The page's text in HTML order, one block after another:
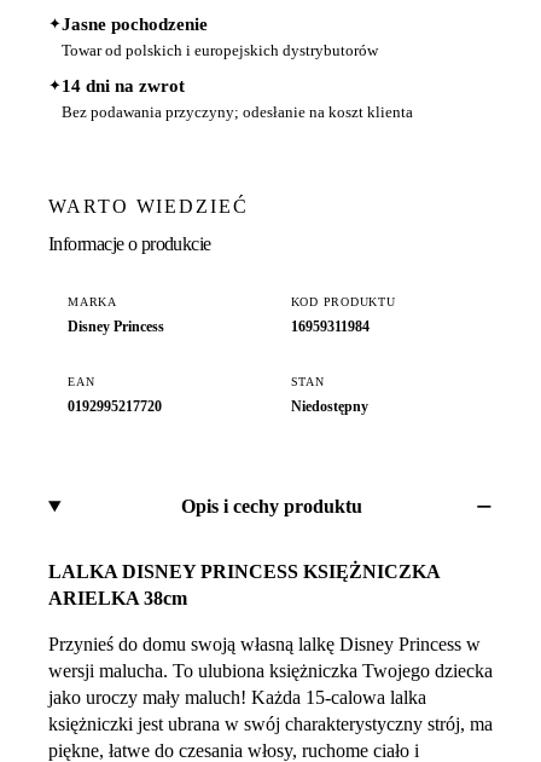
✦Jasne pochodzenie
Towar od polskich i europejskich dystrybutorów
✦14 dni na zwrot
Bez podawania przyczyny; odesłanie na koszt klienta
WARTO WIEDZIEĆ
Informacje o produkcie
MARKA
Disney Princess
KOD PRODUKTU
16959311984
EAN
0192995217720
STAN
Niedostępny
Opis i cechy produktu
LALKA DISNEY PRINCESS KSIĘŻNICZKA
ARIELKA 38cm
Przynieś do domu swoją własną lalkę Disney Princess w
wersji malucha. To ulubiona księżniczka Twojego dziecka
jako uroczy mały maluch! Każda 15-calowa lalka
księżniczki jest ubrana w swój charakterystyczny strój, ma
piękne, łatwe do czesania włosy, ruchome ciało i